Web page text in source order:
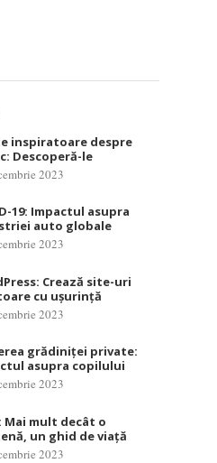
inspiratoare despre
Descoperă-le
2023
19: Impactul asupra
auto globale
2023
Crează site-uri
cu ușurință
2023
grădiniței private:
asupra copilului
2023
Mai mult decât o
un ghid de viață
2023